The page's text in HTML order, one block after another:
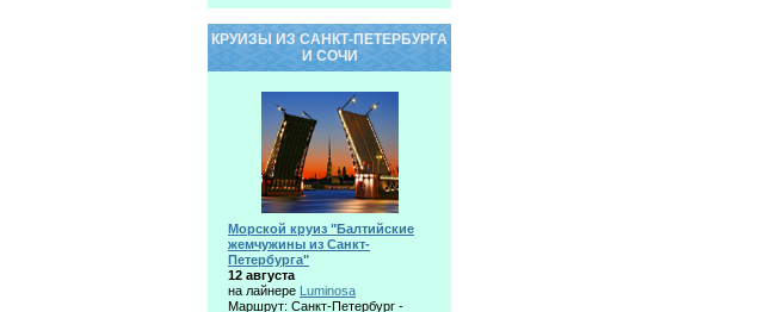
КРУИЗЫ ИЗ САНКТ-ПЕТЕРБУРГА
И СОЧИ
Морской круиз "Балтийские
жемчужины из Санкт-
Петербурга"
12 августа
на лайнере Luminosa
Маршрут: Санкт-Петербург -